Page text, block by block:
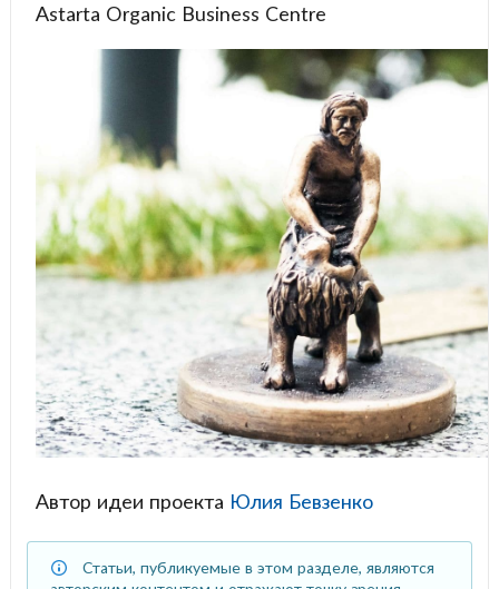
Astarta Organic Business Centre
Автор идеи проекта Юлия Бевзенко
Статьи, публикуемые в этом разделе, являются